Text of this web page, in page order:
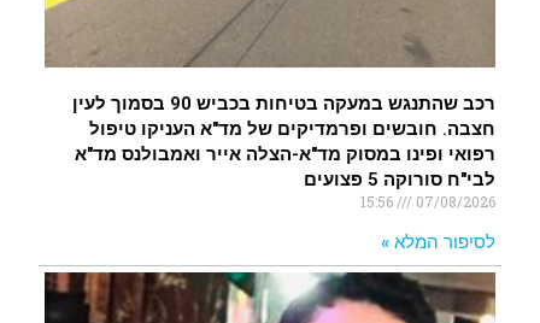
רכב שהתנגש במעקה בטיחות בכביש 90 בסמוך לעין
חצבה. חובשים ופרמדיקים של מד"א העניקו טיפול
רפואי ופינו במסוק מד"א-הצלה אייר ואמבולנס מד"א
לבי"ח סורוקה 5 פצועים
07/08/2026
15:56
לסיפור המלא »